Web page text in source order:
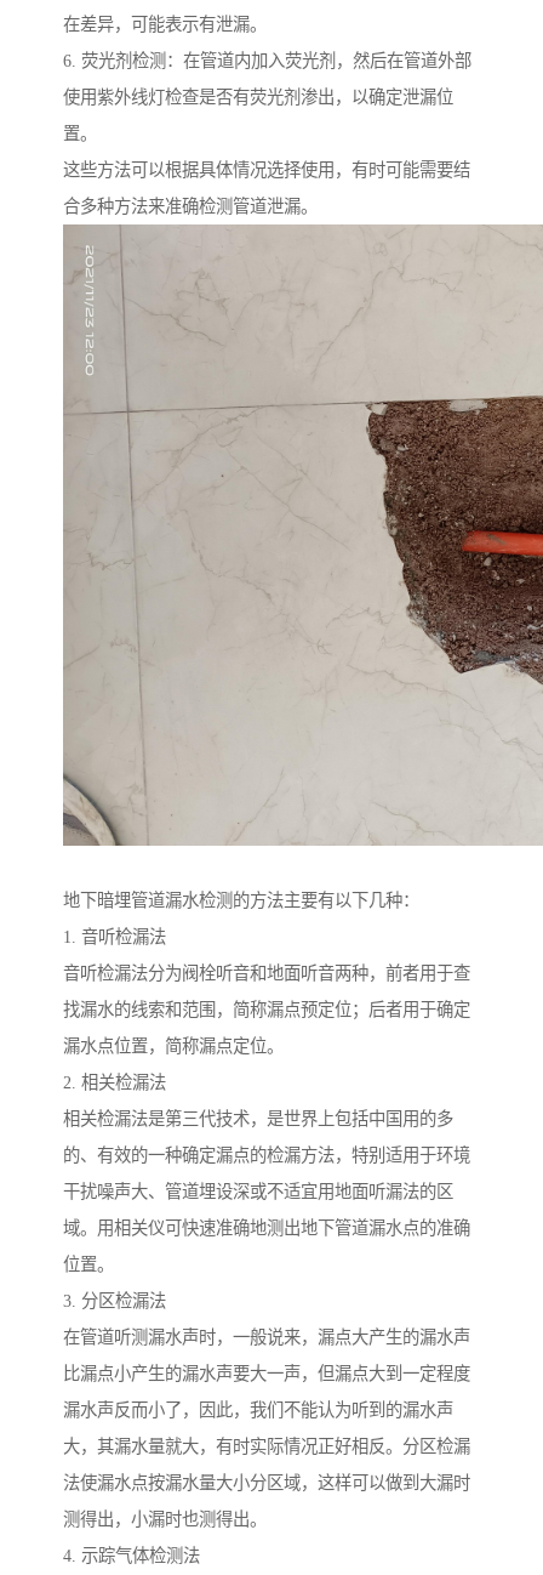
在差异，可能表示有泄漏。
6. 荧光剂检测：在管道内加入荧光剂，然后在管道外部
使用紫外线灯检查是否有荧光剂渗出，以确定泄漏位
置。
这些方法可以根据具体情况选择使用，有时可能需要结
合多种方法来准确检测管道泄漏。
地下暗埋管道漏水检测的方法主要有以下几种：
1. 音听检漏法
音听检漏法分为阀栓听音和地面听音两种，前者用于查
找漏水的线索和范围，简称漏点预定位；后者用于确定
漏水点位置，简称漏点定位。
2. 相关检漏法
相关检漏法是第三代技术，是世界上包括中国用的多
的、有效的一种确定漏点的检漏方法，特别适用于环境
干扰噪声大、管道埋设深或不适宜用地面听漏法的区
域。用相关仪可快速准确地测出地下管道漏水点的准确
位置。
3. 分区检漏法
在管道听测漏水声时，一般说来，漏点大产生的漏水声
比漏点小产生的漏水声要大一声，但漏点大到一定程度
漏水声反而小了，因此，我们不能认为听到的漏水声
大，其漏水量就大，有时实际情况正好相反。分区检漏
法使漏水点按漏水量大小分区域，这样可以做到大漏时
测得出，小漏时也测得出。
4. 示踪气体检测法